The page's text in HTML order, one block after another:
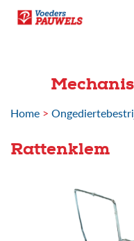
Home >
Rattenklem